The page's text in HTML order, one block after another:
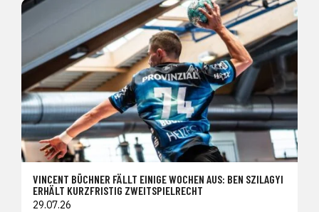
VINCENT BÜCHNER FÄLLT EINIGE WOCHEN AUS: BEN SZILAGYI
ERHÄLT KURZFRISTIG ZWEITSPIELRECHT
29.07.26